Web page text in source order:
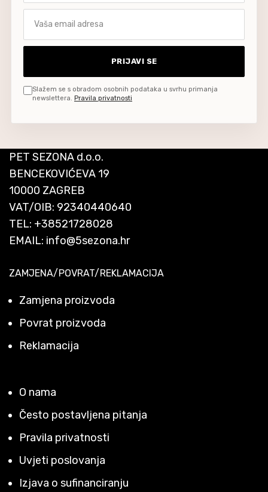
PRIJAVI SE
Slažem se s obradom osobnih podataka u svrhu primanja
newslettera. Pravila privatnosti
PET SEZONA d.o.o.
BENCEKOVIĆEVA 19
10000 ZAGREB
VAT/OIB: 92340440640
TEL: +38521728028
EMAIL: info@5sezona.hr
ZAMJENA/POVRAT/REKLAMACIJA
Zamjena proizvoda
Povrat proizvoda
Reklamacija
O nama
Često postavljena pitanja
Pravila privatnosti
Uvjeti poslovanja
Izjava o sufinanciranju